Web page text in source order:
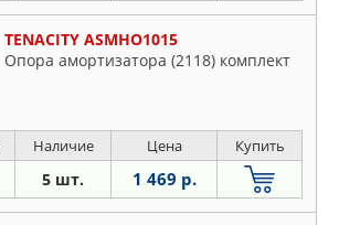
TENACITY ASMHO1015
Опора амортизатора (2118) комплект
Наличие Цена Купить
5 шт. 1 469 р.